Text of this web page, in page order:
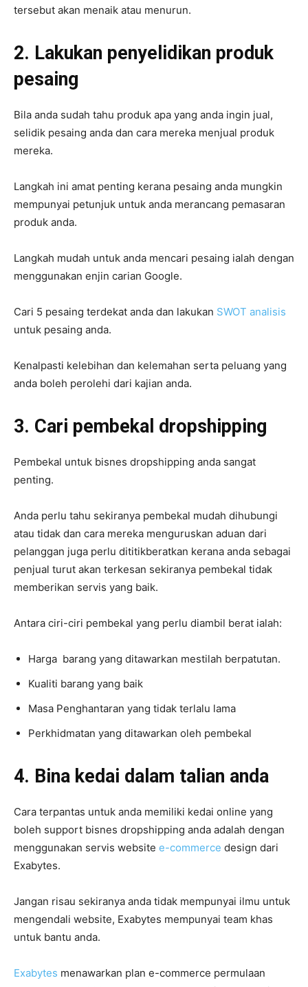
tersebut akan menaik atau menurun.
2. Lakukan penyelidikan produk
pesaing
Bila anda sudah tahu produk apa yang anda ingin jual,
selidik pesaing anda dan cara mereka menjual produk
mereka.
Langkah ini amat penting kerana pesaing anda mungkin
mempunyai petunjuk untuk anda merancang pemasaran
produk anda.
Langkah mudah untuk anda mencari pesaing ialah dengan
menggunakan enjin carian Google.
Cari 5 pesaing terdekat anda dan lakukan SWOT analisis
untuk pesaing anda.
Kenalpasti kelebihan dan kelemahan serta peluang yang
anda boleh perolehi dari kajian anda.
3. Cari pembekal dropshipping
Pembekal untuk bisnes dropshipping anda sangat
penting.
Anda perlu tahu sekiranya pembekal mudah dihubungi
atau tidak dan cara mereka menguruskan aduan dari
pelanggan juga perlu dititikberatkan kerana anda sebagai
penjual turut akan terkesan sekiranya pembekal tidak
memberikan servis yang baik.
Antara ciri-ciri pembekal yang perlu diambil berat ialah:
Harga barang yang ditawarkan mestilah berpatutan.
Kualiti barang yang baik
Masa Penghantaran yang tidak terlalu lama
Perkhidmatan yang ditawarkan oleh pembekal
4. Bina kedai dalam talian anda
Cara terpantas untuk anda memiliki kedai online yang
boleh support bisnes dropshipping anda adalah dengan
menggunakan servis website e-commerce design dari
Exabytes.
Jangan risau sekiranya anda tidak mempunyai ilmu untuk
mengendali website, Exabytes mempunyai team khas
untuk bantu anda.
Exabytes menawarkan plan e-commerce permulaan